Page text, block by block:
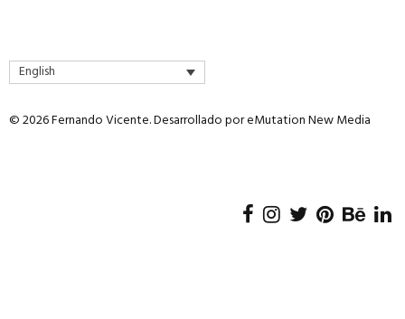
English
© 2026 Fernando Vicente. Desarrollado poreMutation New Media